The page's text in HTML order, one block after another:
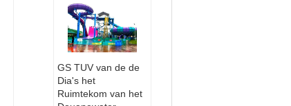
GS TUV van de de
Dia's het
Ruimtekom van het